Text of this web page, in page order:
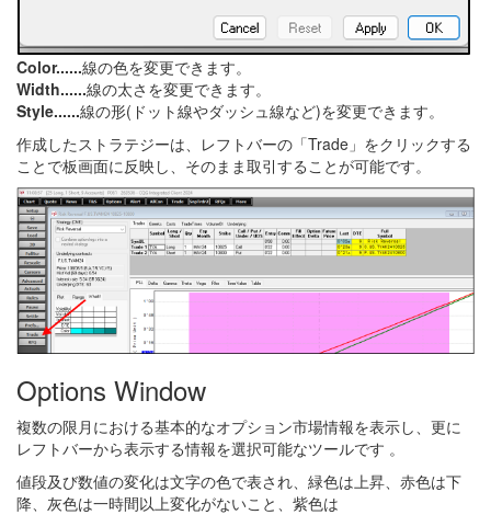
Color......線の色を変更できます。
Width......線の太さを変更できます。
Style......線の形(ドット線やダッシュ線など)を変更できます。
作成したストラテジーは、レフトバーの「Trade」をクリックする
ことで板画面に反映し、そのまま取引することが可能です。
Options Window
複数の限月における基本的なオプション市場情報を表示し、更に
レフトバーから表示する情報を選択可能なツールです 。
値段及び数値の変化は文字の色で表され、緑色は上昇、赤色は下
降、灰色は一時間以上変化がないこと、紫色は